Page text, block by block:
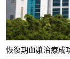
恢復期血漿治療成